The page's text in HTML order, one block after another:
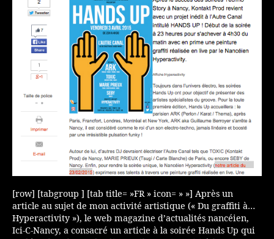
[row] [tabgroup ] [tab title= »FR » icon= » »] Après un
article au sujet de mon activité artistique (« Du graffiti à…
Hyperactivity »), le web magazine d’actualités nancéien,
Ici-C-Nancy, a consacré un article à la soirée Hands Up qui